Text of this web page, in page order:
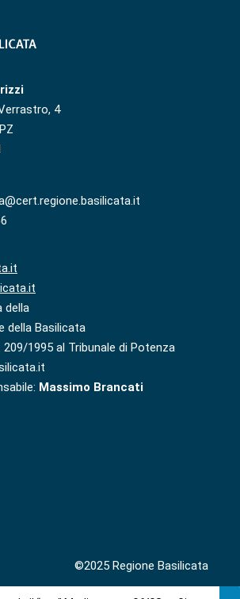
4
della
della Basilicata
209/1995 al Tribunale di Potenza
Massimo Brancati
©2025 Regione Basilicata